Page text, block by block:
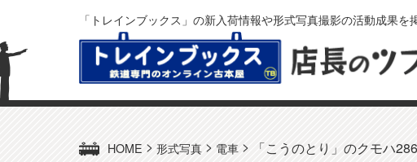
「トレインブックス」の新入荷情報や形式写真撮影の活動成果を
HOME > 形式写真 > 電車 > 「こうのとり」のクモハ